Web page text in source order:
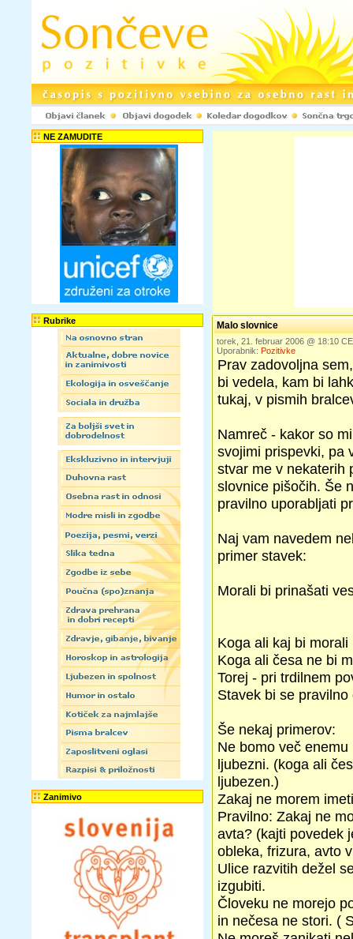
NE ZAMUDITE
Rubrike
Zanimivo
Malo slovnice
torek, 21. februar 2006 @ 18:10
Uporabnik: Pozitivke
Prav zadovoljna
bi vedela, kam bi
tukaj, v pismih
Namreč - kakor so
svojimi prispevki, pa
stvar me v nekaterih
slovnice pišočih. Še
pravilno uporabljati
Naj vam navedem
primer stavek:
Morali bi prinašati
Koga ali kaj bi
Koga ali česa ne bi
Torej - pri trdilnem
Stavek bi se
Še nekaj primerov:
Ne bomo več
ljubezni. (koga ali
ljubezen.)
Zakaj ne morem
Pravilno: Zakaj ne
avta? (kajti povedek
obleka, frizura, avto
Ulice razvitih dežel
izgubiti.
Človeku ne morejo
in nečesa ne stori. (